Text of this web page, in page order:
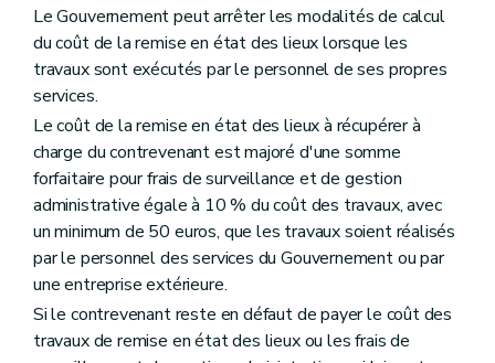
Le Gouvernement peut arrêter les modalités de calcul
du coût de la remise en état des lieux lorsque les
travaux sont exécutés par le personnel de ses propres
services.
Le coût de la remise en état des lieux à récupérer à
charge du contrevenant est majoré d'une somme
forfaitaire pour frais de surveillance et de gestion
administrative égale à 10 % du coût des travaux, avec
un minimum de 50 euros, que les travaux soient réalisés
par le personnel des services du Gouvernement ou par
une entreprise extérieure.
Si le contrevenant reste en défaut de payer le coût des
travaux de remise en état des lieux ou les frais de